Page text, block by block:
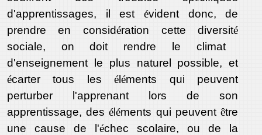
d'apprentissages, il est évident donc, de
prendre en considération cette diversité
sociale, on doit rendre le climat
d'enseignement le plus naturel possible, et
écarter tous leséléments qui peuvent
perturber l'apprenant lors de son
apprentissage, deséléments qui peuventêtre
une cause de l'échec scolaire, ou de la